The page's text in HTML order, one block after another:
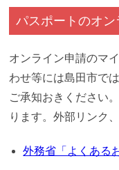
パスポートのオ
オンライン申請のマ
わせ等には島田市で
ご承知おきください
ります。外部リンク
外務省「よくある